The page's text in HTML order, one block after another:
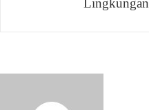
Lingkungan